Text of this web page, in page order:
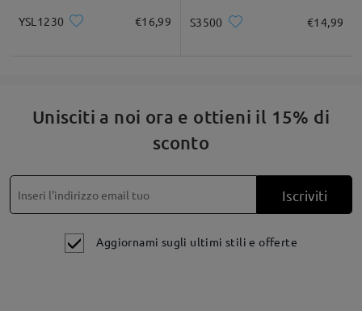
YSL1230 €16,99 S3500 €14,99
Unisciti a noi ora e ottieni il 15% di
sconto
Iscriviti
Aggiornami sugli ultimi stili e offerte